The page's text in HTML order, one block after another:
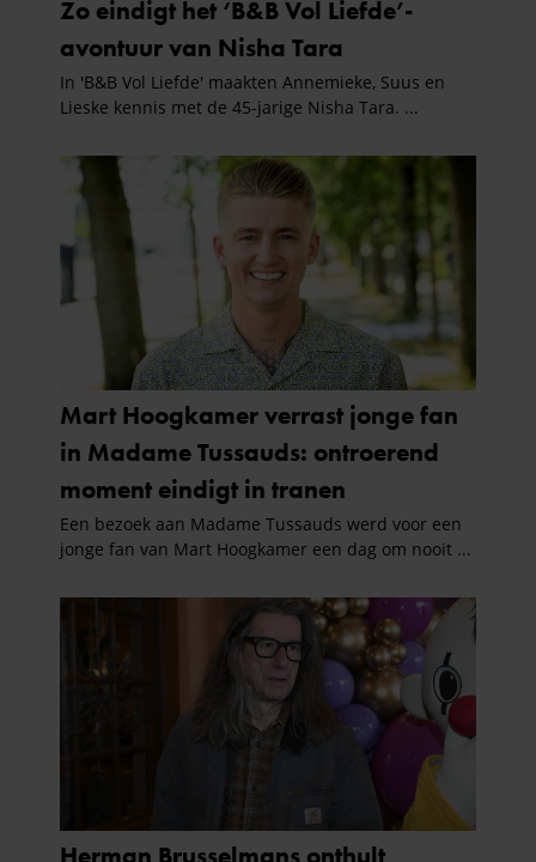
partners voor social media, adverteren en analyse. Deze
partners kunnen deze gegevens combineren met andere
informatie die u aan ze heeft verstrekt of die ze hebben
verzameld op basis van uw gebruik van hun services. U
gebruiken.